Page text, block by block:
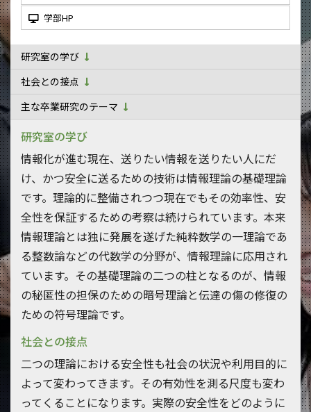
学部HP
研究室の学び
社会との接点
主な卒業研究のテーマ
研究室の学び
情報化が進む現在、送りたい情報を送りたい人にだ
け、かつ安全に送るための技術は情報理論の基礎理論
です。理論的に整備されつつ現在でもその効率性、安
全性を保証するための考察は続けられています。本来
情報理論とは独に発展を遂げた純粋数学の一理論であ
る整数論などの代数学の分野が、情報理論に応用され
ています。その基礎理論の二つの柱となるのが、情報
の秘匿性の担保のための暗号理論と伝達の傷の修復の
ための符号理論です。
社会との接点
二つの理論における安全性も社会の状況や利用目的に
よって変わってきます。その有効性を測る尺度も変わ
ってくることになります。実際の安全性をどのように